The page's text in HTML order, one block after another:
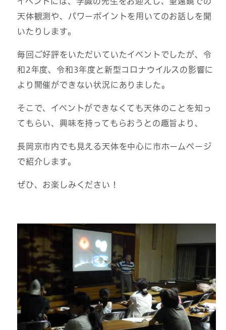
天体観測や、パワーポイントを用いてのお話しを聞
いたりします。
毎回ご好評をいただいていたイベントでしたが、令
和2年度、令和3年度と新型コロナウイルスの影響に
より開催ができない状況にありました。
そこで、イベントができなくても天体のことを知っ
てもらい、興味を持ってもらおうとの趣旨より、
長岡京市内でも見える天体を中心に市ホームページ
で紹介します。
ぜひ、お楽しみください！